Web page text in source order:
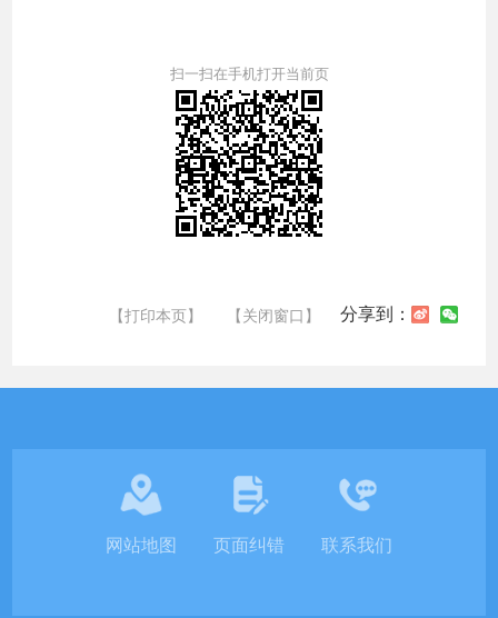
扫一扫在手机打开当前页
【打印本页】 【关闭窗口】 分享到：
网站地图 页面纠错 联系我们